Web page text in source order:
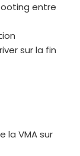
entre
sur la fin
la VMA sur